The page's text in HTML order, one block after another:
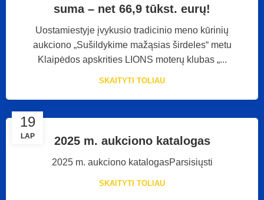
suma – net 66,9 tūkst. eurų!
Uostamiestyje įvykusio tradicinio meno kūrinių
aukciono „Sušildykime mažąsias širdeles“ metu
Klaipėdos apskrities LIONS moterų klubas „...
SKAITYTI TOLIAU
19
LAP 2025 m. aukciono katalogas
2025 m. aukciono katalogasParsisiųsti
SKAITYTI TOLIAU